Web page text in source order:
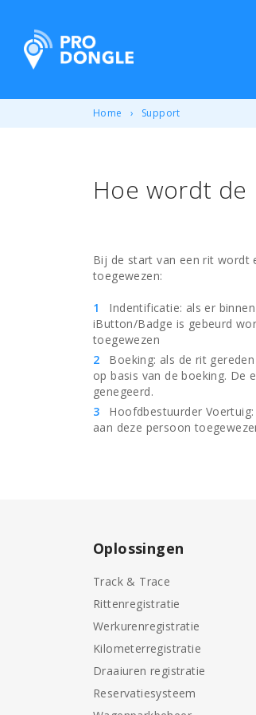
ProDongle Track & Trace
Home Support
Hoe wordt de
Bij de start van een rit wordt
toegewezen:
Indentificatie: als er
iButton/Badge is gebeurd
toegewezen
Boeking: als de rit
op basis van de boeking. De
genegeerd.
Hoofdbestuurder
aan deze persoon
Oplossingen
Track & Trace
Rittenregistratie
Werkurenregistratie
Kilometerregistratie
Draaiuren registratie
Reservatiesysteem